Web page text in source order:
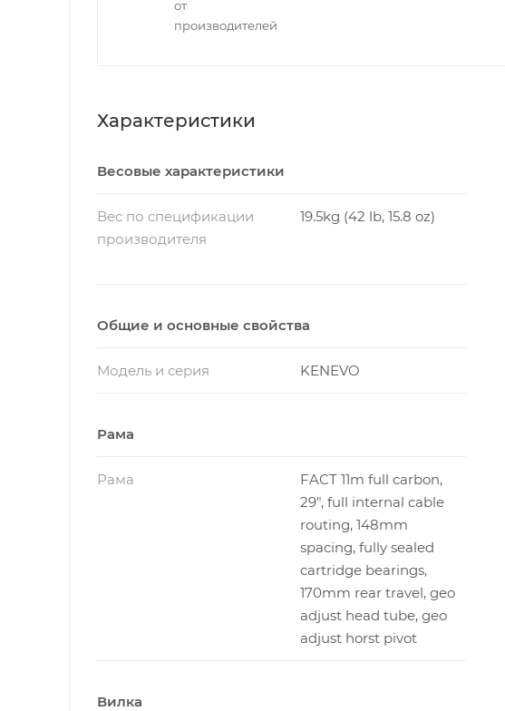
от
производителей
Характеристики
Весовые характеристики
Вес по спецификации
производителя
19.5kg (42 lb, 15.8 oz)
Общие и основные свойства
Модель и серия KENEVO
Рама
Рама
FACT 11m full carbon,
29", full internal cable
routing, 148mm
spacing, fully sealed
cartridge bearings,
170mm rear travel, geo
adjust head tube, geo
adjust horst pivot
Вилка